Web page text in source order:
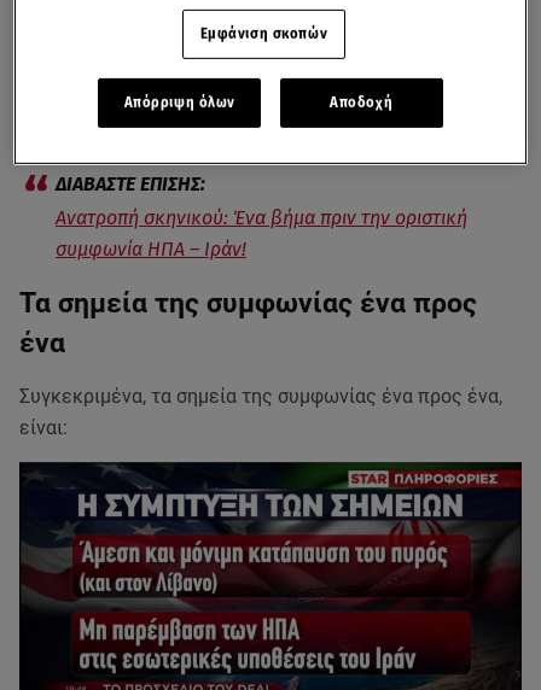
ΗΠΑ και Ιράν συμφώνησαν για το τέλος του πολέμου
Όπως φαίνεται, με βάση το γενικό πλαίσιο της
συμφωνίας μόνο ηττημένο δεν είναι το Ιράν.
Ανατροπή σκηνικού: Ένα βήμα πριν την οριστική
συμφωνία ΗΠΑ – Ιράν!
Τα σημεία της συμφωνίας ένα προς
ένα
Συγκεκριμένα, τα σημεία της συμφωνίας ένα προς ένα,
είναι:
Εμφάνιση σκοπών
Απόρριψη όλων Αποδοχή